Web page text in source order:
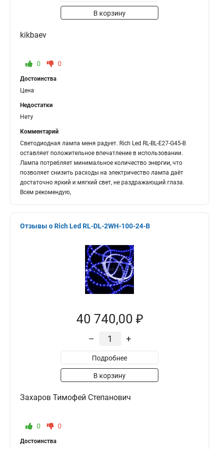
В корзину
kikbaev
0 0
Достоинства
Цена
Недостатки
Нету
Комментарий
Светодиодная лампа меня радует. Rich Led RL-BL-E27-G45-B
оставляет положительное впечатление в использовании.
Лампа потребляет минимальное количество энергии, что
позволяет снизить расходы на электричество лампа даёт
достаточно яркий и мягкий свет, не раздражающий глаза.
Всем рекомендую,
Отзывы о Rich Led RL-DL-2WH-100-24-B
40 740,00 ₽
– +
Подробнее
В корзину
Захаров Тимофей Степанович
0 0
Достоинства